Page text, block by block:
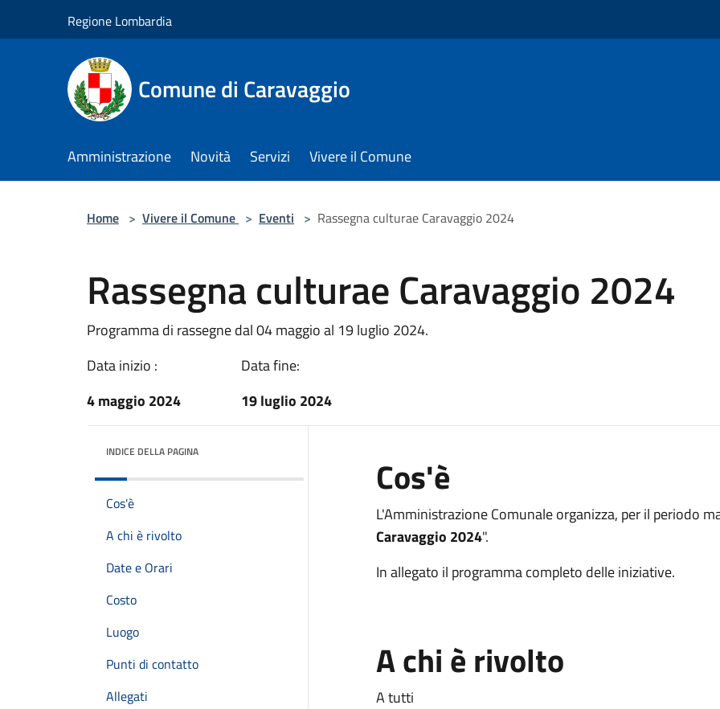
Regione Lombardia
Comune di Caravaggio
Amministrazione Novità Servizi Vivere il Comune
Home > Vivere il Comune > Eventi > Rassegna culturae Caravaggio 2024
Rassegna culturae Caravaggio 2024
Programma di rassegne dal 04 maggio al 19 luglio 2024.
Data inizio :
4 maggio 2024
Data fine:
19 luglio 2024
INDICE DELLA PAGINA
Cos'è
A chi è rivolto
Date e Orari
Costo
Luogo
Punti di contatto
Allegati
Cos'è
L'Amministrazione Comunale organizza, per il periodo
Caravaggio 2024".
In allegato il programma completo delle iniziative.
A chi è rivolto
A tutti